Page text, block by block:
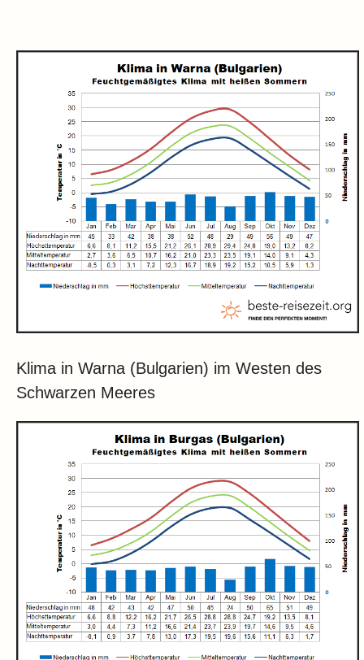
Klima in Warna (Bulgarien) im Westen des
Schwarzen Meeres